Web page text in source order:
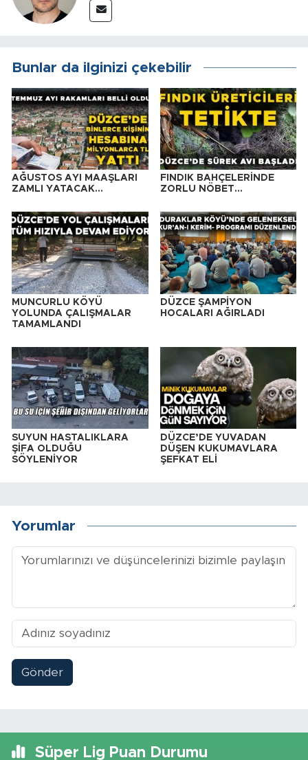
Bunlar da ilginizi çekebilir
AĞUSTOS AYI MAAŞLARI
ZAMLI YATACAK…
FINDIK BAHÇELERİNDE
ZORLU NÖBET…
MUNCURLU KÖYÜ
YOLUNDA ÇALIŞMALAR
TAMAMLANDI
DÜZCE ŞAMPİYON
HOCALARI AĞIRLADI
SUYUN HASTALIKLARA
ŞİFA OLDUĞU
SÖYLENİYOR
DÜZCE’DE YUVADAN
DÜŞEN KUKUMAVLARA
ŞEFKAT ELİ
Yorumlar
Gönder
Süper Lig Puan Durumu